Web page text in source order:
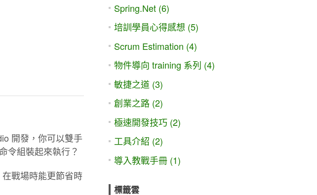
開發，你可以雙手
令組裝起來執行？
戰場時能更節省時
Spring.Net (6)
培訓學員心得感想 (5)
Scrum Estimation (4)
物件導向 training 系列 (4)
敏捷之道 (3)
創業之路 (2)
極速開發技巧 (2)
工具介紹 (2)
導入教戰手冊 (1)
標籤雲